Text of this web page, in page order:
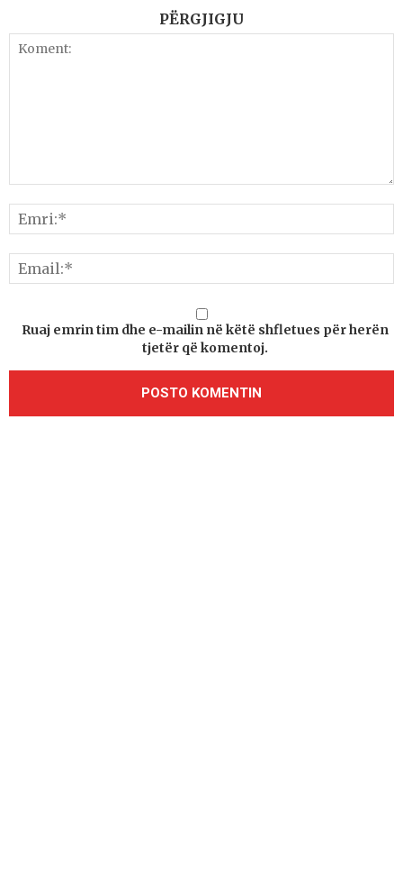
PËRGJIGJU
Ruaj emrin tim dhe e-mailin në këtë shfletues për herën
tjetër që komentoj.